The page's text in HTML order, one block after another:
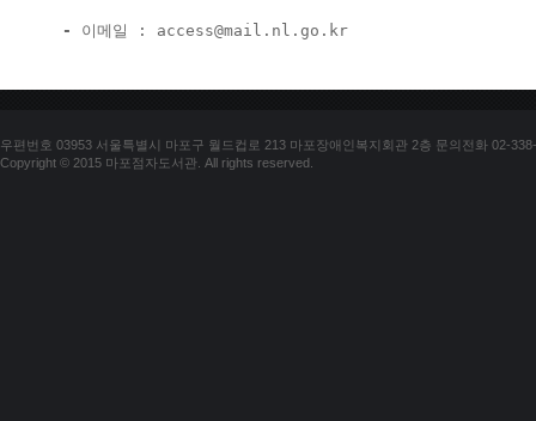
- 이메일 : access@mail.nl.go.kr
우편번호 03953 서울특별시 마포구 월드컵로 213 마포장애인복지회관 2층 문의전화 02-
Copyright © 2015 마포점자도서관. All rights reserved.